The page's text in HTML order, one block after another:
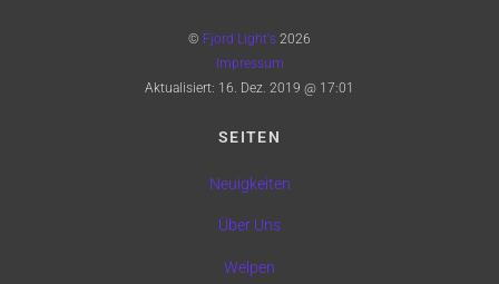
© Fjord Light's 2026
Impressum
Aktualisiert: 16. Dez. 2019 @ 17:01
SEITEN
Neuigkeiten
Über Uns
Welpen